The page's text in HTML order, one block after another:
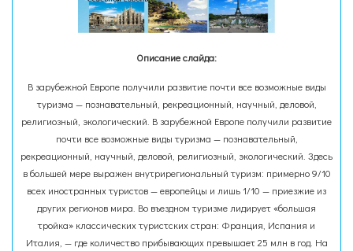
Описание слайда:
В зарубежной Европе получили развитие почти все возможные виды
туризма — познавательный, рекреационный, научный, деловой,
религиозный, экологический. В зарубежной Европе получили развитие
почти все возможные виды туризма — познавательный,
рекреационный, научный, деловой, религиозный, экологический. Здесь
в большей мере выражен внутрирегиональный туризм: примерно 9/10
всех иностранных туристов — европейцы и лишь 1/10 — приезжие из
других регионов мира. Во въездном туризме лидирует «большая
тройка» классических туристских стран: Франция, Испания и
Италия, — где количество прибывающих превышает 25 млн в год. На